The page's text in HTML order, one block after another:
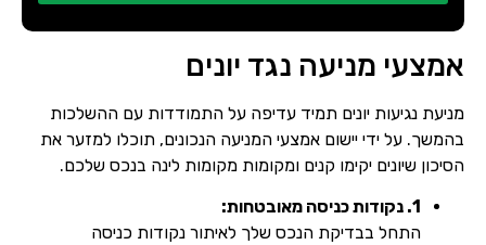
אמצעי מניעה נגד יונים
מניעת נגיעות יונים תמיד עדיפה על התמודדות עם ההשלכות
בהמשך. על ידי יישום אמצעי המניעה הנכונים, תוכלו למזער את
הסיכון שיונים יקימו קנים ומקומות מקומות לינה בנכס שלכם.
1. נקודות כניסה מאובטחות:
התחל בבדיקת הנכס שלך לאיתור נקודות כניסה